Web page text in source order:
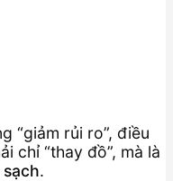
“giảm rủi ro”, điều
chỉ “thay đồ”, mà là
.